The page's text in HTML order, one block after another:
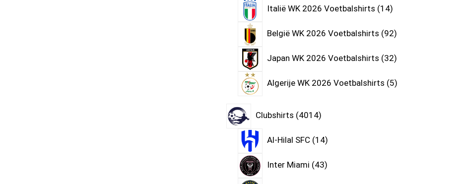
Italië WK 2026 Voetbalshirts 14
België WK 2026 Voetbalshirts 92
Japan WK 2026 Voetbalshirts 32
Algerije WK 2026 Voetbalshirts 5
Clubshirts 4014
Al-Hilal SFC 14
Inter Miami 43